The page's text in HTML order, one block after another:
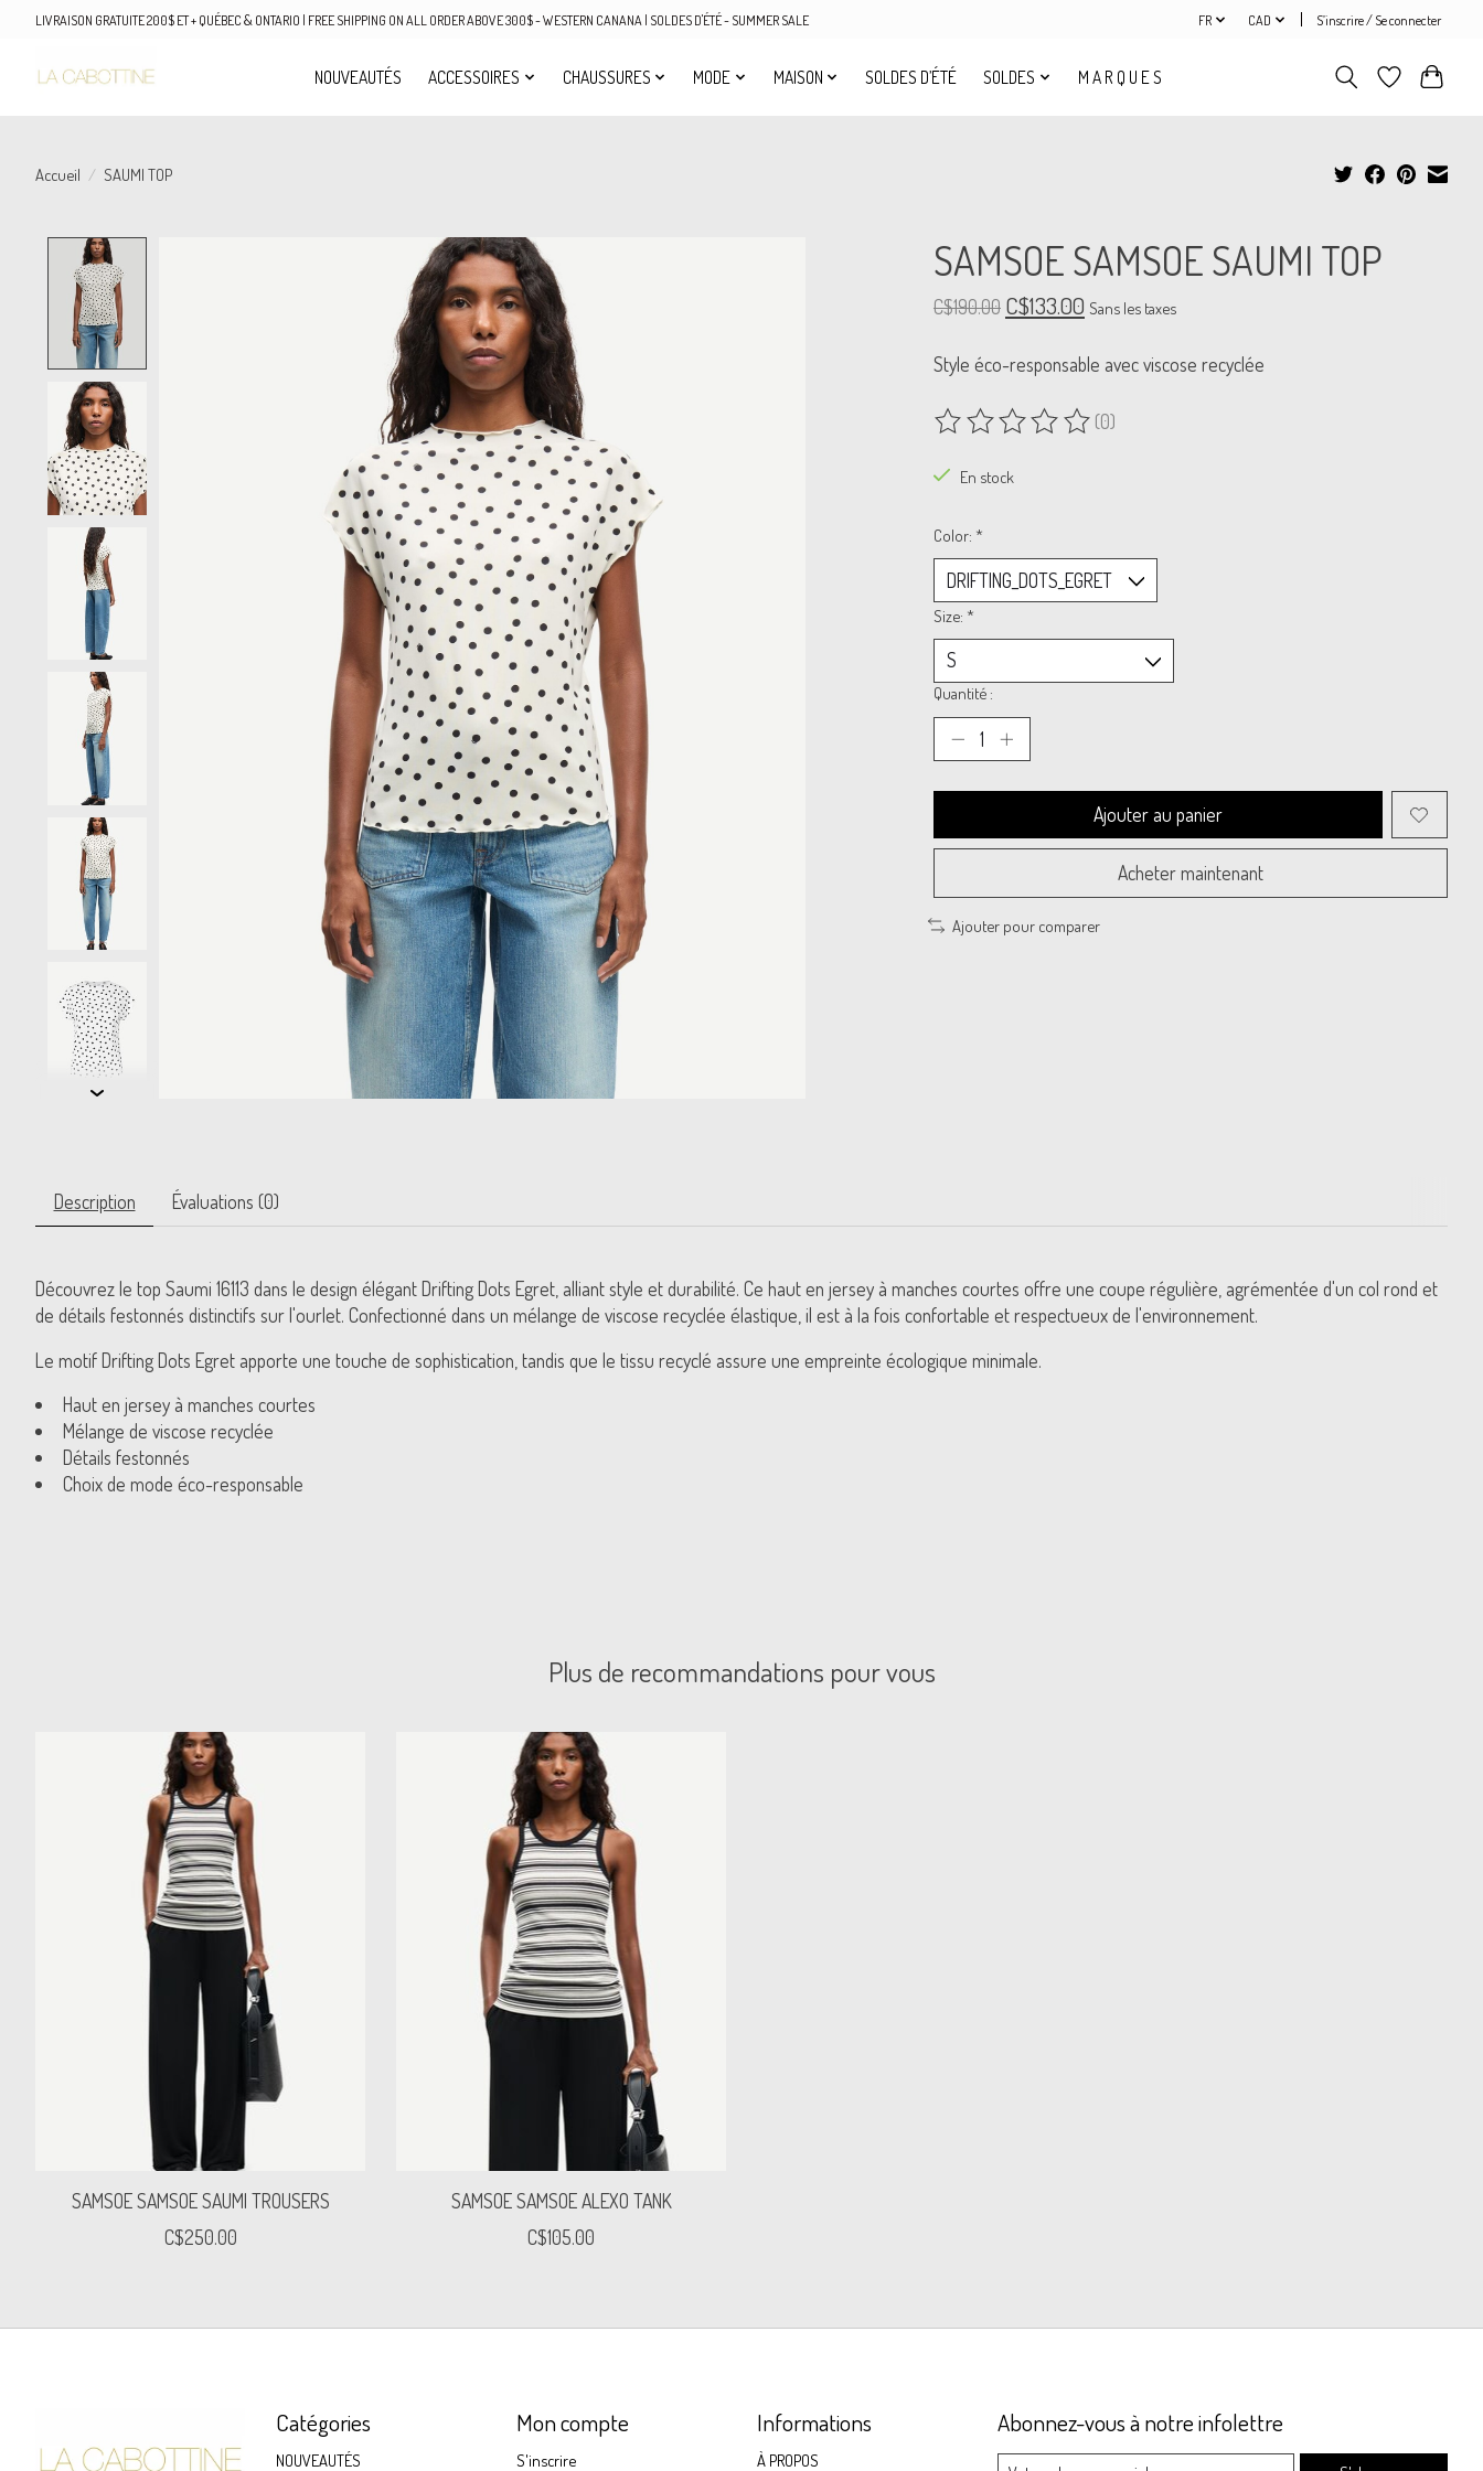
LIVRAISON GRATUITE 200$ ET + QUÉBEC & ONTARIO | FREE SHIPPING ON ALL ORDER ABOVE 300$ - WESTERN CANANA | SOLDES D'ÉTÉ - SUMMER SALE FR CAD S’inscrire / Se connecter
NOUVEAUTÉS ACCESSOIRES CHAUSSURES MODE MAISON SOLDES D’ÉTÉ SOLDES M A R Q U E S
Accueil / SAUMI TOP
SAMSOE SAMSOE SAUMI TOP
C$190.00 C$133.00 Sans les taxes
Style éco-responsable avec viscose recyclée
Ce produit est évalué à0
(0)
En stock
Color: *
Size: *
Quantité :
Ajouter au panier
Acheter maintenant
Ajouter pour comparer
Description Évaluations (0)
Découvrez le top Saumi 16113 dans le design élégant Drifting Dots Egret, alliant style et durabilité. Ce haut en jersey à manches courtes offre une coupe régulière, agrémentée d'un col rond et
de détails festonnés distinctifs sur l'ourlet. Confectionné dans un mélange de viscose recyclée élastique, il est à la fois confortable et respectueux de l'environnement.
Le motif Drifting Dots Egret apporte une touche de sophistication, tandis que le tissu recyclé assure une empreinte écologique minimale.
Haut en jersey à manches courtes
Mélange de viscose recyclée
Détails festonnés
Choix de mode éco-responsable
Plus de recommandations pour vous
Articles du carrousel de produits
SAMSOE SAMSOE SAUMI TROUSERS
C$250.00
SAMSOE SAMSOE ALEXO TANK
C$105.00
Catégories
NOUVEAUTÉS
Mon compte
S'inscrire
Informations
À PROPOS
Abonnez-vous à notre infolettre